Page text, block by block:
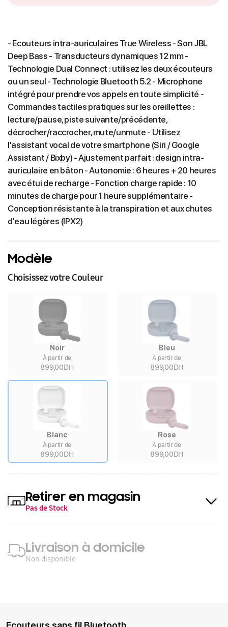
- Ecouteurs intra-auriculaires True Wireless - Son JBL
Deep Bass - Transducteurs dynamiques 12 mm -
Technologie Dual Connect : utilisez les deux écouteurs
ou un seul - Technologie Bluetooth 5.2 - Microphone
intégré pour prendre vos appels en toute simplicité -
Commandes tactiles pratiques sur les oreillettes :
lecture/pause, piste suivante/précédente,
décrocher/raccrocher, mute/unmute - Utilisez
l'assistant vocal de votre smartphone (Siri / Google
Assistant / Bixby) - Ajustement parfait : design intra-
auriculaire en bâton - Autonomie : 6 heures + 20 heures
avec étui de recharge - Fonction charge rapide : 10
minutes de charge pour 1 heure supplémentaire -
Conception résistante à la transpiration et aux chutes
d'eau légères (IPX2)
Modèle
Choisissez votre Couleur
Noir
À partir de
899,00DH
Bleu
À partir de
899,00DH
Blanc
À partir de
899,00DH
Rose
À partir de
899,00DH
Retirer en magasin
Pas de Stock
Livraison à domicile
Non disponible